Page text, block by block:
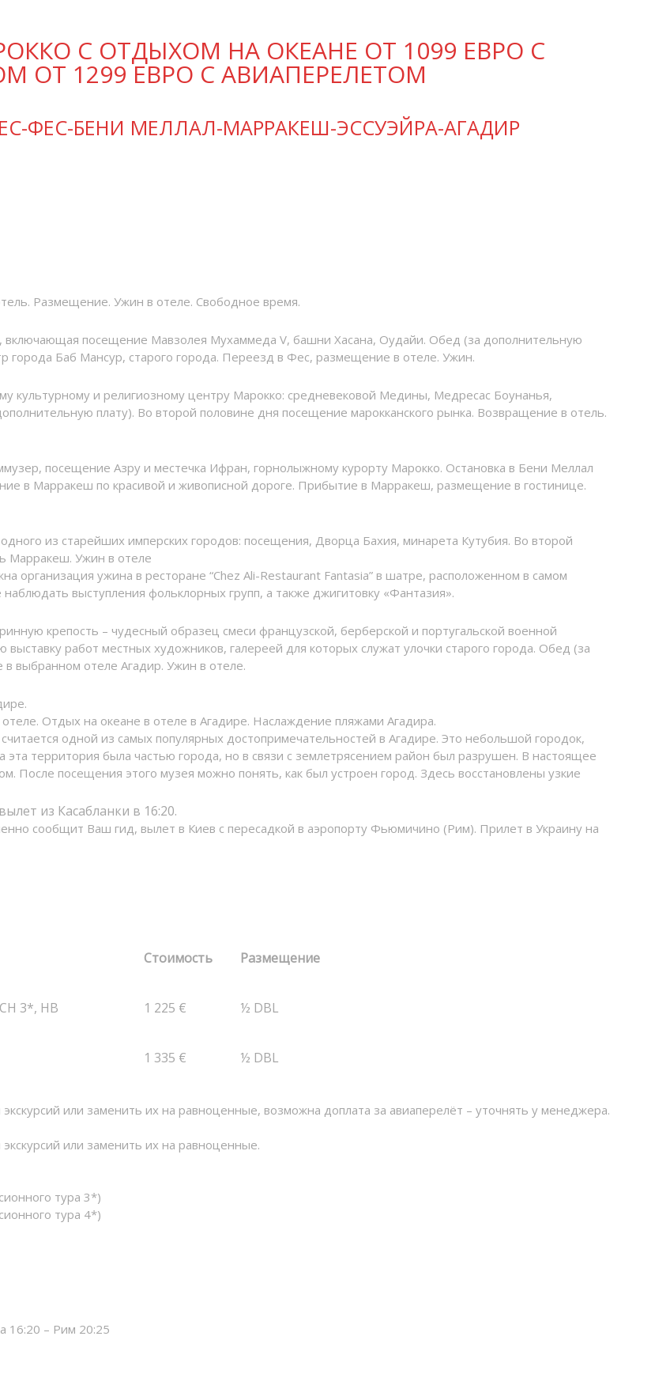
С ОТДЫХОМ НА ОКЕАНЕ ОТ 1099 ЕВРО С
ОТ 1299 ЕВРО С АВИАПЕРЕЛЕТОМ
ФЕС-БЕНИ МЕЛЛАЛ-МАРРАКЕШ-ЭССУЭЙРА-АГАДИР
Размещение. Ужин в отеле. Свободное время.
включающая посещение Мавзолея Мухаммеда V, башни Хасана, Оудайи. Обед (за дополнительную
города Баб Мансур, старого города. Переезд в Фес, размещение в отеле. Ужин.
культурному и религиозному центру Марокко: средневековой Медины, Медресас Боунанья,
плату). Во второй половине дня посещение марокканского рынка. Возвращение в отель.
посещение Азру и местечка Ифран, горнолыжному курорту Марокко. Остановка в Бени Меллал
в Марракеш по красивой и живописной дороге. Прибытие в Марракеш, размещение в гостинице.
из старейших имперских городов: посещения, Дворца Бахия, минарета Кутубия. Во второй
Марракеш. Ужин в отеле
организация ужина в ресторане “Chez Ali-Restaurant Fantasia” в шатре, расположенном в самом
выступления фольклорных групп, а также джигитовку «Фантазия».
крепость – чудесный образец смеси французской, берберской и португальской военной
работ местных художников, галереей для которых служат улочки старого города. Обед (за
выбранном отеле Агадир. Ужин в отеле.
Отдых на океане в отеле в Агадире. Наслаждение пляжами Агадира.
одной из самых популярных достопримечательностей в Агадире. Это небольшой городок,
территория была частью города, но в связи с землетрясением район был разрушен. В настоящее
После посещения этого музея можно понять, как был устроен город. Здесь восстановлены узкие
из Касабланки в 16:20.
сообщит Ваш гид, вылет в Киев с пересадкой в аэропорту Фьюмичино (Рим). Прилет в Украину на
Стоимость Размещение
3*, HB 1 225 € ½ DBL
1 335 € ½ DBL
или заменить их на равноценные, возможна доплата за авиаперелёт – уточнять у менеджера.
или заменить их на равноценные.
тура 3*)
тура 4*)
16:20 – Рим 20:25